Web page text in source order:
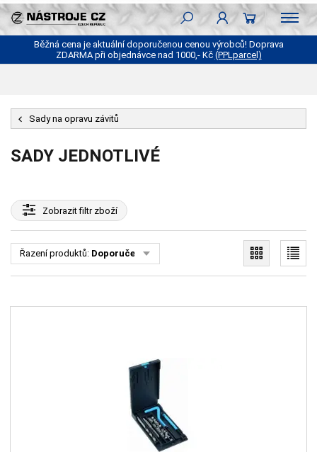
Běžná cena je aktuální doporučenou cenou výrobců! Doprava
ZDARMA při objednávce nad 1000,- Kč (PPLparcel)
Sady na opravu závitů
SADY JEDNOTLIVÉ
Zobrazitfiltr zboží
Řazení produktů: Doporučené